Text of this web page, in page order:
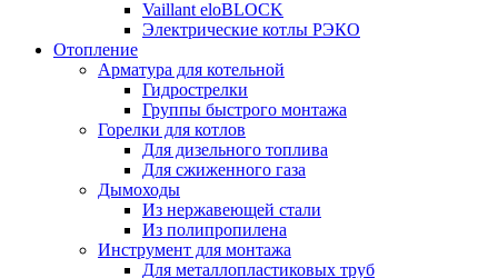
Vaillant eloBLOCK
Электрические котлы РЭКО
Отопление
Арматура для котельной
Гидрострелки
Группы быстрого монтажа
Горелки для котлов
Для дизельного топлива
Для сжиженного газа
Дымоходы
Из нержавеющей стали
Из полипропилена
Инструмент для монтажа
Для металлопластиковых труб